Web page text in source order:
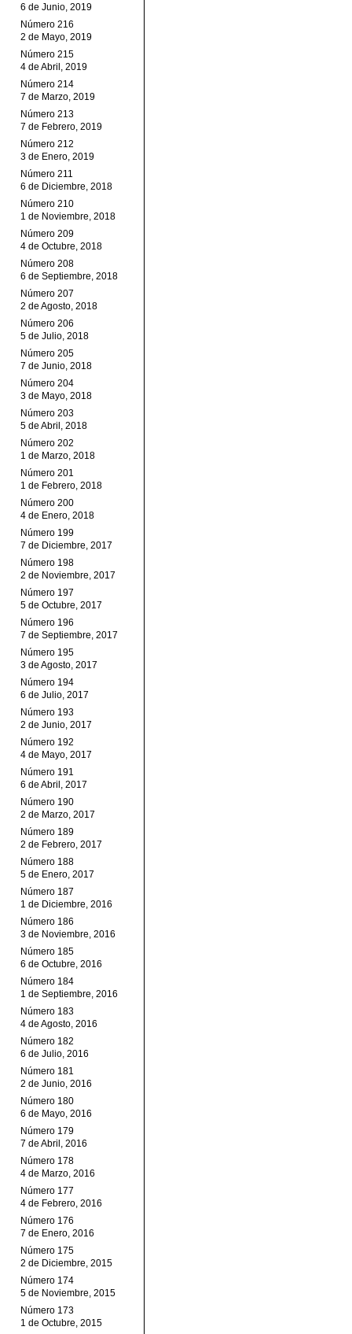
6 de Junio, 2019
Número 216
2 de Mayo, 2019
Número 215
4 de Abril, 2019
Número 214
7 de Marzo, 2019
Número 213
7 de Febrero, 2019
Número 212
3 de Enero, 2019
Número 211
6 de Diciembre, 2018
Número 210
1 de Noviembre, 2018
Número 209
4 de Octubre, 2018
Número 208
6 de Septiembre, 2018
Número 207
2 de Agosto, 2018
Número 206
5 de Julio, 2018
Número 205
7 de Junio, 2018
Número 204
3 de Mayo, 2018
Número 203
5 de Abril, 2018
Número 202
1 de Marzo, 2018
Número 201
1 de Febrero, 2018
Número 200
4 de Enero, 2018
Número 199
7 de Diciembre, 2017
Número 198
2 de Noviembre, 2017
Número 197
5 de Octubre, 2017
Número 196
7 de Septiembre, 2017
Número 195
3 de Agosto, 2017
Número 194
6 de Julio, 2017
Número 193
2 de Junio, 2017
Número 192
4 de Mayo, 2017
Número 191
6 de Abril, 2017
Número 190
2 de Marzo, 2017
Número 189
2 de Febrero, 2017
Número 188
5 de Enero, 2017
Número 187
1 de Diciembre, 2016
Número 186
3 de Noviembre, 2016
Número 185
6 de Octubre, 2016
Número 184
1 de Septiembre, 2016
Número 183
4 de Agosto, 2016
Número 182
6 de Julio, 2016
Número 181
2 de Junio, 2016
Número 180
6 de Mayo, 2016
Número 179
7 de Abril, 2016
Número 178
4 de Marzo, 2016
Número 177
4 de Febrero, 2016
Número 176
7 de Enero, 2016
Número 175
2 de Diciembre, 2015
Número 174
5 de Noviembre, 2015
Número 173
1 de Octubre, 2015